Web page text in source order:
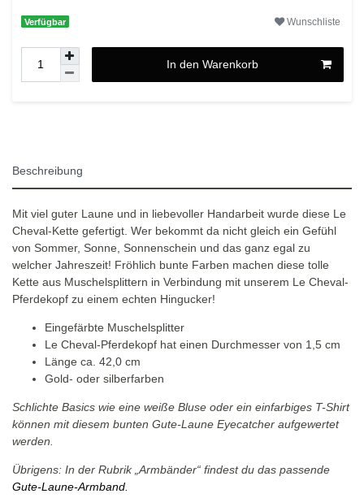
Verfügbar Wunschliste
In den Warenkorb
Beschreibung
Mit viel guter Laune und in liebevoller Handarbeit wurde diese Le
Cheval-Kette gefertigt. Wer bekommt da nicht gleich ein Gefühl
von Sommer, Sonne, Sonnenschein und das ganz egal zu
welcher Jahreszeit! Fröhlich bunte Farben machen diese tolle
Kette aus Muschelsplittern in Verbindung mit unserem Le Cheval-
Pferdekopf zu einem echten Hingucker!
Eingefärbte Muschelsplitter
Le Cheval-Pferdekopf hat einen Durchmesser von 1,5 cm
Länge ca. 42,0 cm
Gold- oder silberfarben
Schlichte Basics wie eine weiße Bluse oder ein einfarbiges T-Shirt
können mit diesem bunten Gute-Laune Eyecatcher aufgewertet
werden.
Übrigens: In der Rubrik „Armbänder“ findest du das passende
Gute-Laune-Armband.